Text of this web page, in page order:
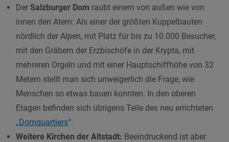
Der Salzburger Dom raubt einem von außen wie von
innen den Atem: Als einer der größten Kuppelbauten
nördlich der Alpen, mit Platz für bis zu 10.000 Besucher,
mit den Gräbern der Erzbischöfe in der Krypta, mit
mehreren Orgeln und mit einer Hauptschiffhöhe von 32
Metern stellt man sich unweigerlich die Frage, wie
Menschen so etwas bauen konnten. In den oberen
Etagen befinden sich übrigens Teile des neu errichteten
„Domquartiers“.
Weitere Kirchen der Altstadt: Beeindruckend ist aber